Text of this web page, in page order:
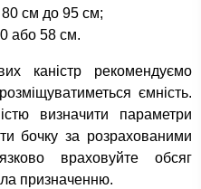
80 см до 95 см;
або 58 см.
каністр рекомендуємо
ємність.
визначити параметри
бочку за розрахованими
враховуйте обсяг
призначенню.